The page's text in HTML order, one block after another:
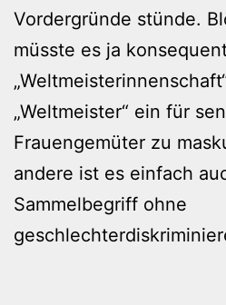
Vordergründe stünde.
müsste es ja
„Weltmeister“ ein für
Frauengemüter zu
andere ist es einfach
Sammelbegriff ohne